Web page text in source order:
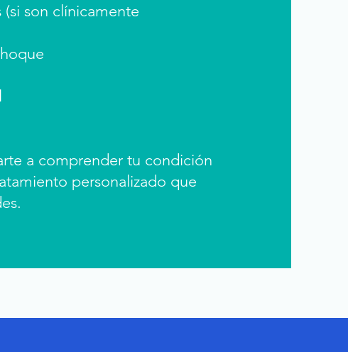
son clínicamente
a comprender tu condición
personalizado que